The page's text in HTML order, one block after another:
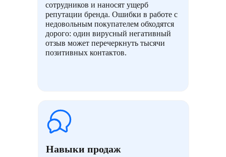
Навыки продаж
сотрудников и наносят ущерб
репутации бренда. Ошибки в работе с
недовольным покупателем обходятся
дорого: один вирусный негативный
отзыв может перечеркнуть тысячи
позитивных контактов.